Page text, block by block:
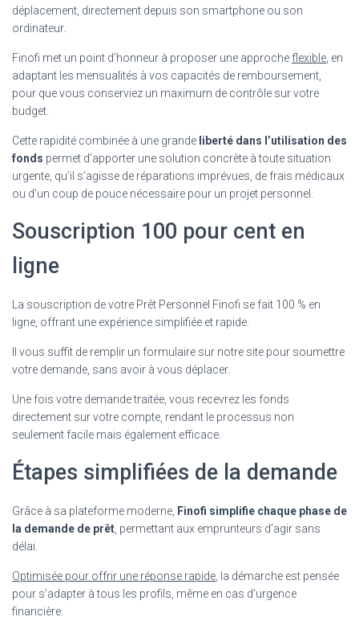
déplacement, directement depuis son smartphone ou son
ordinateur.
Finofi met un point d’honneur à proposer une approche flexible , en
adaptant les mensualités à vos capacités de remboursement,
pour que vous conserviez un maximum de contrôle sur votre
budget.
Cette rapidité combinée à une grande liberté dans l’utilisation des
fonds permet d’apporter une solution concrète à toute situation
urgente, qu’il s’agisse de réparations imprévues, de frais médicaux
ou d’un coup de pouce nécessaire pour un projet personnel.
Souscription 100 pour cent en
ligne
La souscription de votre Prêt Personnel Finofi se fait 100 % en
ligne, offrant une expérience simplifiée et rapide.
Il vous suffit de remplir un formulaire sur notre site pour soumettre
votre demande, sans avoir à vous déplacer.
Une fois votre demande traitée, vous recevrez les fonds
directement sur votre compte, rendant le processus non
seulement facile mais également efficace.
Étapes simplifiées de la demande
Grâce à sa plateforme moderne, Finofi simplifie chaque phase de
la demande de prêt , permettant aux emprunteurs d’agir sans
délai.
Optimisée pour offrir une réponse rapide , la démarche est pensée
pour s’adapter à tous les profils, même en cas d’urgence
financière.